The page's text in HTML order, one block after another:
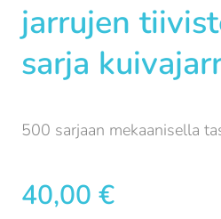
jarrujen
sarja
500 sarjaan mekaanisella
40,00 €